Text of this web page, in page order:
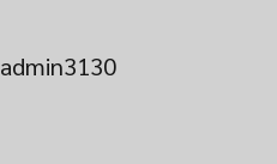
admin3130